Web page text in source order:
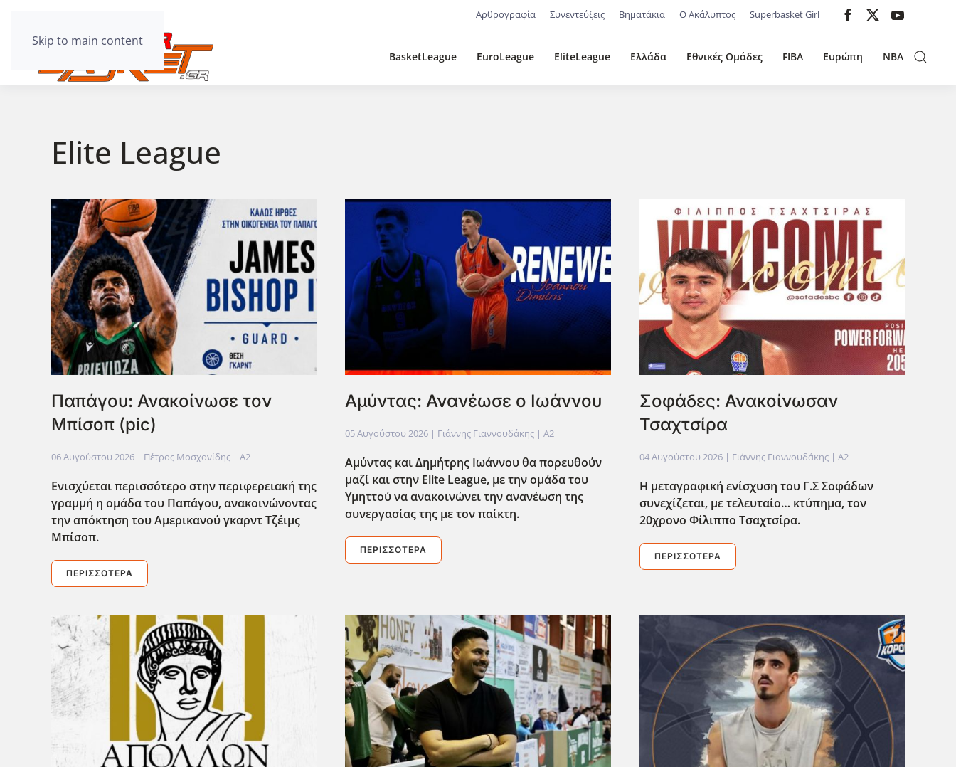
Skip to main content
Αρθρογραφία Συνεντεύξεις Βηματάκια Ο Ακάλυπτος Superbasket Girl
BasketLeague EuroLeague EliteLeague Ελλάδα Εθνικές Ομάδες FIBA Ευρώπη NBA
Elite League
Παπάγου: Ανακοίνωσε τον
Μπίσοπ (pic)
06 Αυγούστου 2026 | Πέτρος Μοσχονίδης | A2
Ενισχύεται περισσότερο στην περιφερειακή της
γραμμή η ομάδα του Παπάγου, ανακοινώνοντας
την απόκτηση του Αμερικανού γκαρντ Τζέιμς
Μπίσοπ.
ΠΕΡΙΣΣΌΤΕΡΑ
Αμύντας: Ανανέωσε ο Ιωάννου
05 Αυγούστου 2026 | Γιάννης Γιαννουδάκης |A2
Αμύντας και Δημήτρης Ιωάννου θα πορευθούν
μαζί και στην Elite League, με την ομάδα του
Υμηττού να ανακοινώνει την ανανέωση της
συνεργασίας της με τον παίκτη.
ΠΕΡΙΣΣΌΤΕΡΑ
Σοφάδες: Ανακοίνωσαν
Τσαχτσίρα
04 Αυγούστου 2026| Γιάννης Γιαννουδάκης | A2
Η μεταγραφική ενίσχυση του Γ.Σ Σοφάδων
συνεχίζεται, με τελευταίο… κτύπημα, τον
20χρονο Φίλιππο Τσαχτσίρα.
ΠΕΡΙΣΣΌΤΕΡΑ